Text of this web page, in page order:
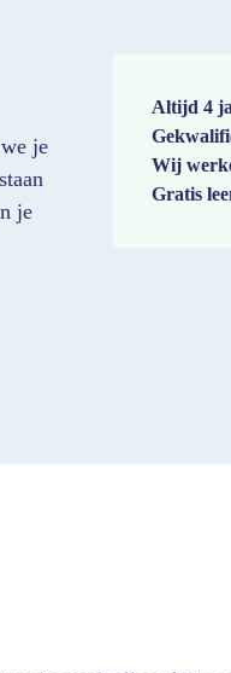
je
je
Altijd 4
Wij
Gratis